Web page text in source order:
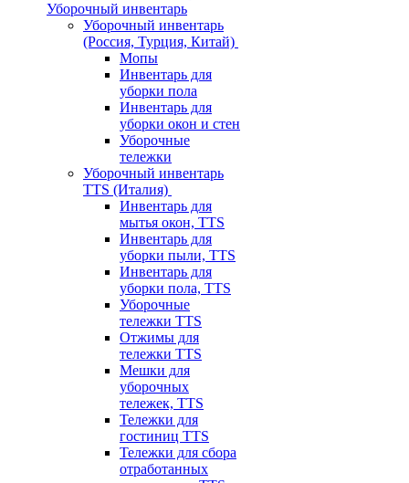
Уборочный инвентарь
Уборочный инвентарь
(Россия, Турция, Китай)
Мопы
Инвентарь для
уборки пола
Инвентарь для
уборки окон и стен
Уборочные
тележки
Уборочный инвентарь
TTS (Италия)
Инвентарь для
мытья окон, TTS
Инвентарь для
уборки пыли, TTS
Инвентарь для
уборки пола, TTS
Уборочные
тележки TTS
Отжимы для
тележки TTS
Мешки для
уборочных
тележек, TTS
Тележки для
гостиниц TTS
Тележки для сбора
отработанных